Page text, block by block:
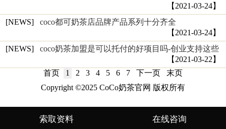
【2021-03-24】
[NEWS]coco都可奶茶店品牌产品系列十分齐全
【2021-03-24】
[NEWS]coco奶茶加盟是可以托付的好项目吗-创业支持这些
【2021-03-22】
首页
1 2 3 4 5 6 7 下一页
末页
Copyright ©2025 CoCo奶茶官网 版权所有
索取资料 在线咨询